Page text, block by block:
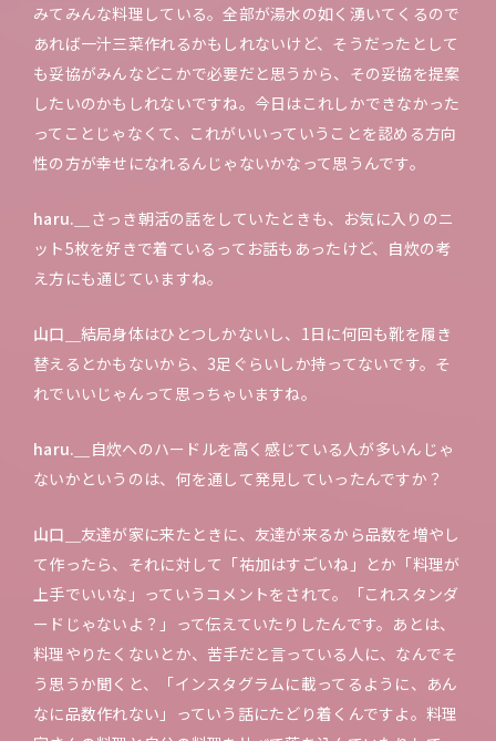
みてみんな料理している。全部が湯水の如く湧いてくるので
あれば一汁三菜作れるかもしれないけど、そうだったとして
も妥協がみんなどこかで必要だと思うから、その妥協を提案
したいのかもしれないですね。今日はこれしかできなかった
ってことじゃなくて、これがいいっていうことを認める方向
性の方が幸せになれるんじゃないかなって思うんです。
haru.＿
さっき朝活の話をしていたときも、お気に入りのニ
ット5枚を好きで着ているってお話もあったけど、自炊の考
え方にも通じていますね。
山口＿ 結局身体はひとつしかないし、1日に何回も靴を履き
替えるとかもないから、3足ぐらいしか持ってないです。そ
れでいいじゃんって思っちゃいますね。
haru.＿
自炊へのハードルを高く感じている人が多いんじゃ
ないかというのは、何を通して発見していったんですか？
山口＿ 友達が家に来たときに、友達が来るから品数を増やし
て作ったら、それに対して「祐加はすごいね」とか「料理が
上手でいいな」っていうコメントをされて。「これスタンダ
ードじゃないよ？」って伝えていたりしたんです。あとは、
料理やりたくないとか、苦手だと言っている人に、なんでそ
う思うか聞くと、「インスタグラムに載ってるように、あん
なに品数作れない」っていう話にたどり着くんですよ。料理